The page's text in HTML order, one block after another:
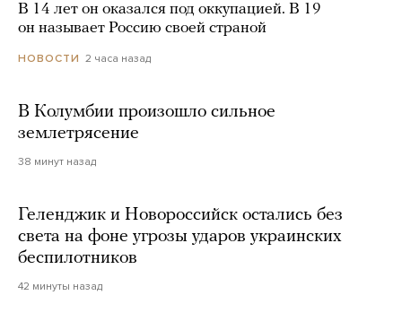
В 14 лет он оказался под оккупацией. В 19
он называет Россию своей страной
НОВОСТИ 2 часа назад
В Колумбии произошло сильное
землетрясение
38 минут назад
Геленджик и Новороссийск остались без
света на фоне угрозы ударов украинских
беспилотников
42 минуты назад